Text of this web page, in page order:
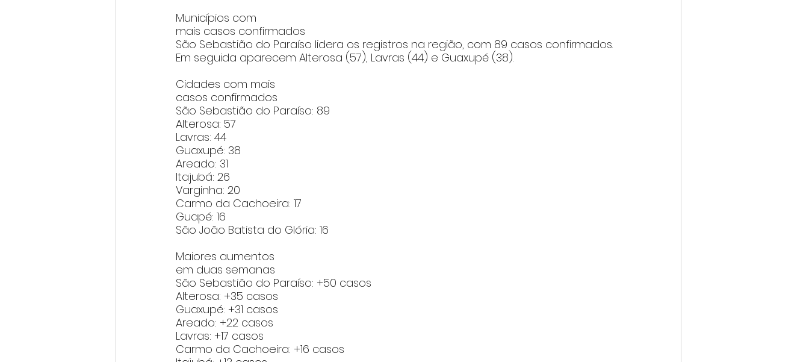
Municípios com
mais casos confirmados
São Sebastião do Paraíso lidera os registros na região, com 89 casos confirmados.
Em seguida aparecem Alterosa (57), Lavras (44) e Guaxupé (38).
Cidades com mais
casos confirmados
São Sebastião do Paraíso: 89
Alterosa: 57
Lavras: 44
Guaxupé: 38
Areado: 31
Itajubá: 26
Varginha: 20
Carmo da Cachoeira: 17
Guapé: 16
São João Batista do Glória: 16
Maiores aumentos
em duas semanas
São Sebastião do Paraíso: +50 casos
Alterosa: +35 casos
Guaxupé: +31 casos
Areado: +22 casos
Lavras: +17 casos
Carmo da Cachoeira: +16 casos